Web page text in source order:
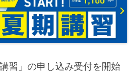
習」の申し込み受付を開始